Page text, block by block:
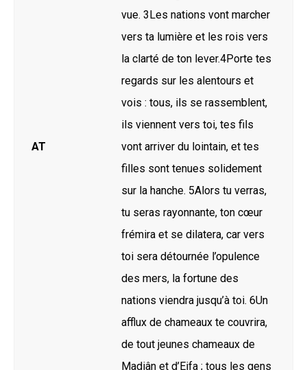
AT
vue. 3Les nations vont marcher
vers ta lumière et les rois vers
la clarté de ton lever.4Porte tes
regards sur les alentours et
vois : tous, ils se rassemblent,
ils viennent vers toi, tes fils
vont arriver du lointain, et tes
filles sont tenues solidement
sur la hanche. 5Alors tu verras,
tu seras rayonnante, ton cœur
frémira et se dilatera, car vers
toi sera détournée l’opulence
des mers, la fortune des
nations viendra jusqu’à toi. 6Un
afflux de chameaux te couvrira,
de tout jeunes chameaux de
Madiân et d’Eifa ; tous les gens